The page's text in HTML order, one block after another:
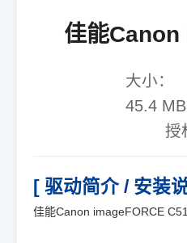
佳能Canon
大小：
45.4 MB
授
[ 驱动简介 / 安装
佳能Canon imageFORCE